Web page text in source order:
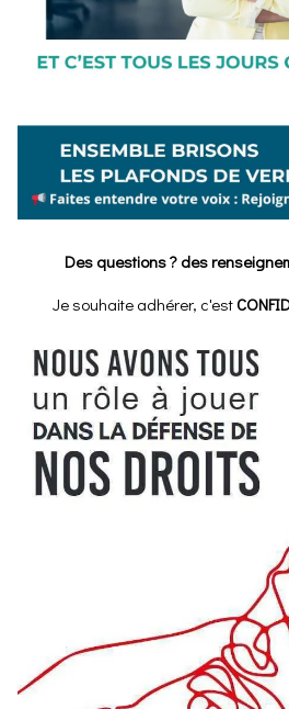
Des questions ? des
Je souhaite adhérer, c'est